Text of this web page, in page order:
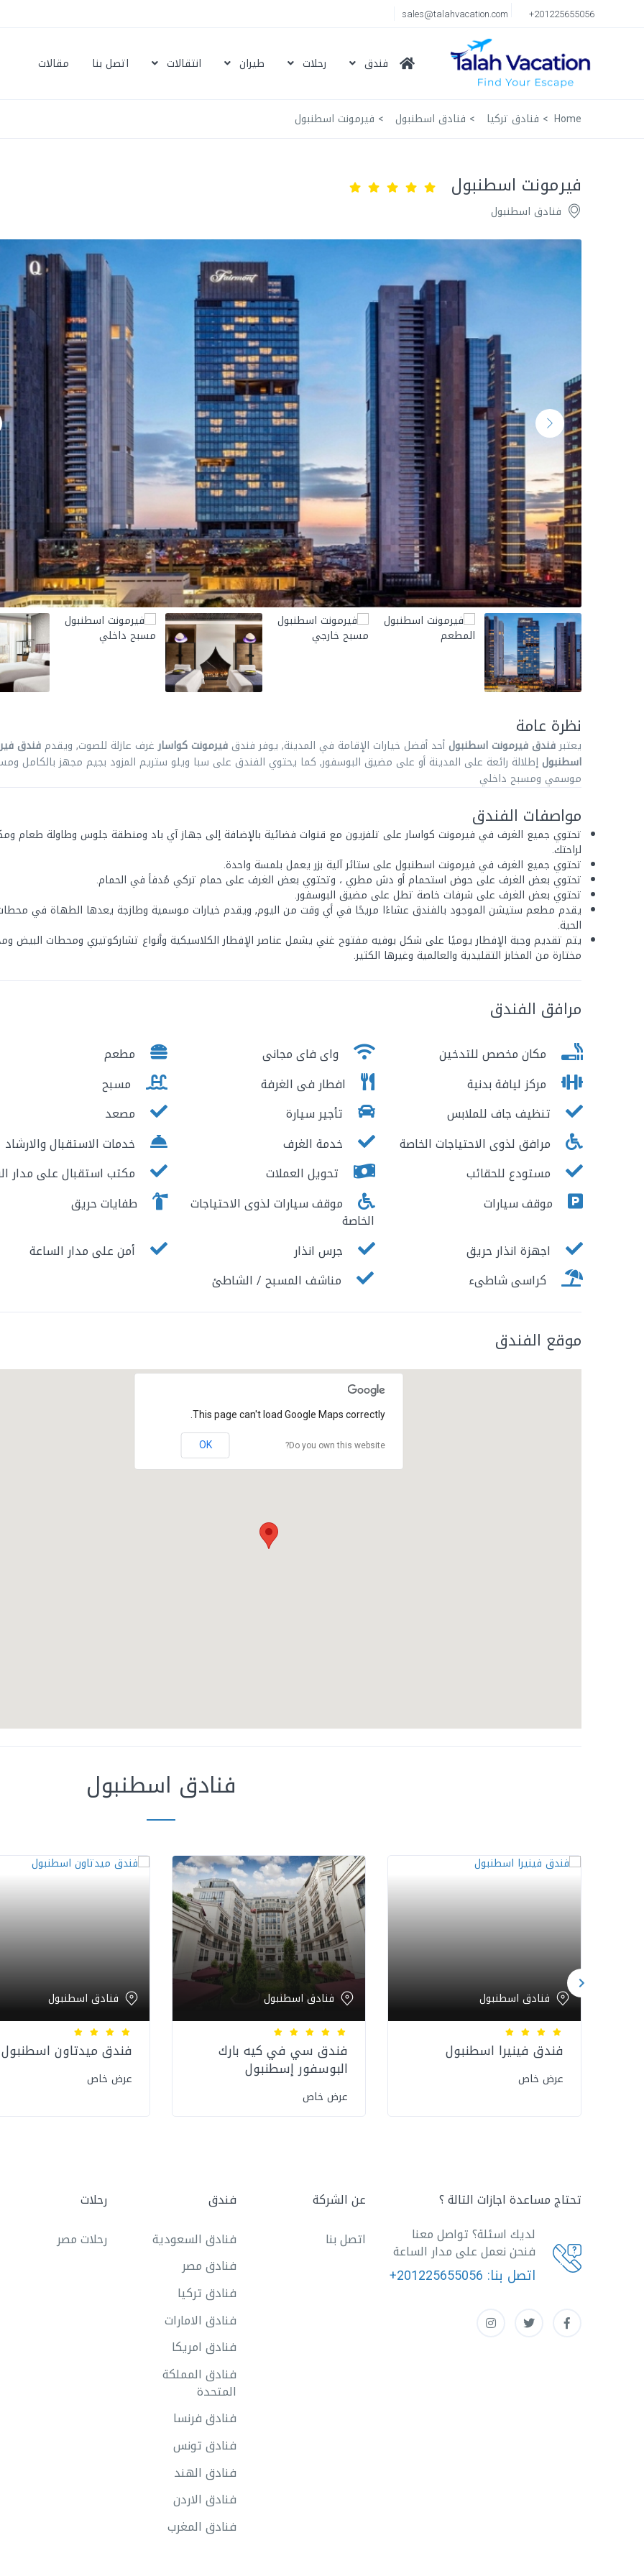
+201225655056
sales@talahvacation.com
فندق رحلات طيران انتقالات اتصل بنا مقالات
Home فنادق تركيا فنادق اسطنبول فيرمونت اسطنبول
فيرمونت اسطنبول
فنادق اسطنبول
نظرة عامة
يعتبرفندق فيرمونت اسطنبول أحد أفضل خيارات الإقامة في المدينة, يوفر فندق فيرمونت كواسارغرف عازلة للصوت, ويقدمفندق
اسطنبول إطلالة رائعة على المدينة أو على مضيق البوسفور, كما يحتوي الفندق على سبا ويلو ستريم المزود بجيم مجهز بالكامل
موسمي ومسبح داخلي
مواصفات الفندق
تحتوي جميع الغرف في فيرمونت كواسار على تلفزيون مع قنوات فضائية بالإضافة إلى جهاز آي باد ومنطقة جلوس وطاولة طعام
لراحتك.
تحتوي جميع الغرف في فيرمونت اسطنبول على ستائر آلية بزر يعمل بلمسة واحدة.
تحتوي بعض الغرف على حوض استحمام أو دش مطري ، وتحتوي بعض الغرف على حمام تركي مُدفأ في الحمام.
تحتوي بعض الغرف على شرفات خاصة تطل على مضيق البوسفور.
يقدم مطعم ستيشن الموجود بالفندق عشاءًا مريحًا في أي وقت من اليوم, ويقدم خيارات موسمية وطازجة يعدها الطهاة في
الحية.
يتم تقديم وجبة الإفطار يوميًا على شكل بوفيه مفتوح غني يشمل عناصر الإفطار الكلاسيكية وأنواع تشاركوتيري ومحطات البيض
مختارة من المخابز التقليدية والعالمية وغيرها الكثير.
مرافق الفندق
مكان مخصص للتدخين واى فاى مجانى
مطعم
مركز ليافة بدنية
افطار فى الغرفة
مسبح
تنظيف جاف للملابس
تأجير سيارة
مصعد
مرافق لذوى الاحتياجات الخاصة
خدمة الغرف
خدمات الاستقبال والارشاد
مستودع للحقائب
تحويل العملات
مكتب استقبال على مدار
موقف سيارات
موقف سيارات لذوى الاحتياجات
الخاصة
طفايات حريق
اجهزة انذار حريق جرس انذار
أمن على مدار الساعة
كراسى شاطىء
مناشف المسبح / الشاطئ
موقع الفندق
This page can't load Google Maps correctly.
Do you own this website?
OK
فنادق اسطنبول
فنادق اسطنبول
فندق فينيرا اسطنبول
عرض خاص
فنادق اسطنبول
فندق سي في كيه بارك
البوسفور إسطنبول
عرض خاص
فنادق اسطنبول
فندق ميدتاون اسطنبول
عرض خاص
تحتاج مساعدة اجازات التالة ؟
لديك اسئلة؟ تواصل معنا
فنحن نعمل على مدار الساعة
اتصل بنا: +201225655056
عن الشركة
اتصل بنا
فندق
فنادق السعودية
فنادق مصر
فنادق تركيا
فنادق الامارات
فنادق امريكا
فنادق المملكة
المتحدة
فنادق فرنسا
فنادق تونس
فنادق الهند
فنادق الاردن
فنادق المغرب
رحلات
رحلات مصر